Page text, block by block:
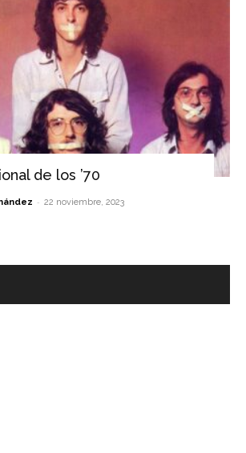
de los ’70
- 22 noviembre, 2023